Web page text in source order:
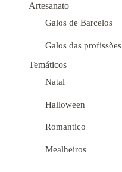
Artesanato
Galos de Barcelos
Galos das profissões
Temáticos
Natal
Halloween
Romantico
Mealheiros